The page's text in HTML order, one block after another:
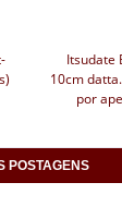
Itsudate
10cm
por
POSTAGENS